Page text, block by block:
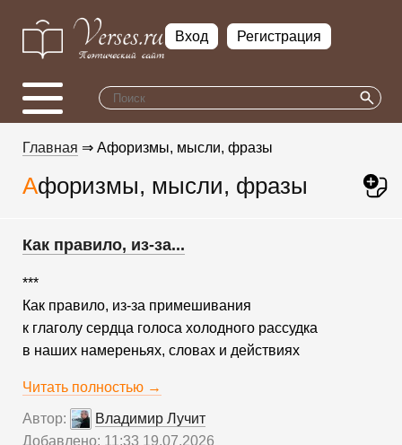
Вход Регистрация
Главная ⇒ Афоризмы, мысли, фразы
Афоризмы, мысли, фразы
Как правило, из-за...
***
Как правило, из-за примешивания
к глаголу сердца голоса холодного рассудка
в наших намереньях, словах и действиях
Читать полностью →
Автор:
Владимир Лучит
Добавлено: 11:33 19.07.2026